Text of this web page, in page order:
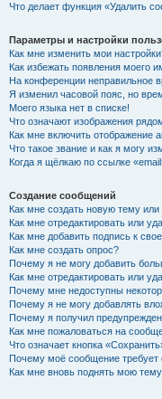
Что делает функция «Удалить
Параметры и настройки
Как мне изменить мои
Как избежать появления моего
На конференции неправильное
Я изменил часовой пояс, но
Моего языка нет в списке!
Что означают изображения
Как мне включить отображение
Что такое звание и как я могу
Когда я щёлкаю по ссылке
Создание сообщений
Как мне создать новую тему
Как мне отредактировать или
Как мне добавить подпись к
Как мне создать опрос?
Почему я не могу добавить
Как мне отредактировать или
Почему мне недоступны
Почему я не могу добавлять
Почему я получил
Как мне пожаловаться на
Что означает кнопка
Почему моё сообщение требует
Как мне вновь поднять мою